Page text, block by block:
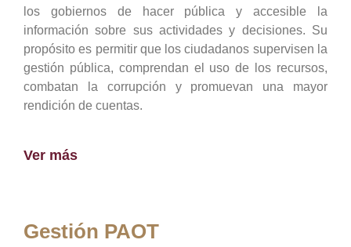
los gobiernos de hacer pública y accesible la
información sobre sus actividades y decisiones. Su
propósito es permitir que los ciudadanos supervisen la
gestión pública, comprendan el uso de los recursos,
combatan la corrupción y promuevan una mayor
rendición de cuentas.
Ver más
Gestión PAOT